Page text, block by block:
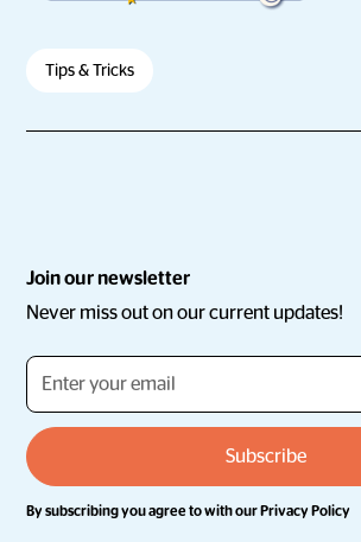
Tips & Tricks
Join our newsletter
Never miss out on our current updates!
By subscribing you agree to with ourPrivacy Policy